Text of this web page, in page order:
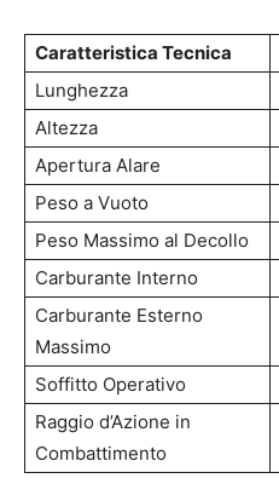
Caratteristica Tecnica
Lunghezza
Altezza
Apertura Alare
Peso a Vuoto
Peso Massimo al Decollo
Carburante Interno
Carburante Esterno
Massimo
Soffitto Operativo
Raggio d’Azione in
Combattimento